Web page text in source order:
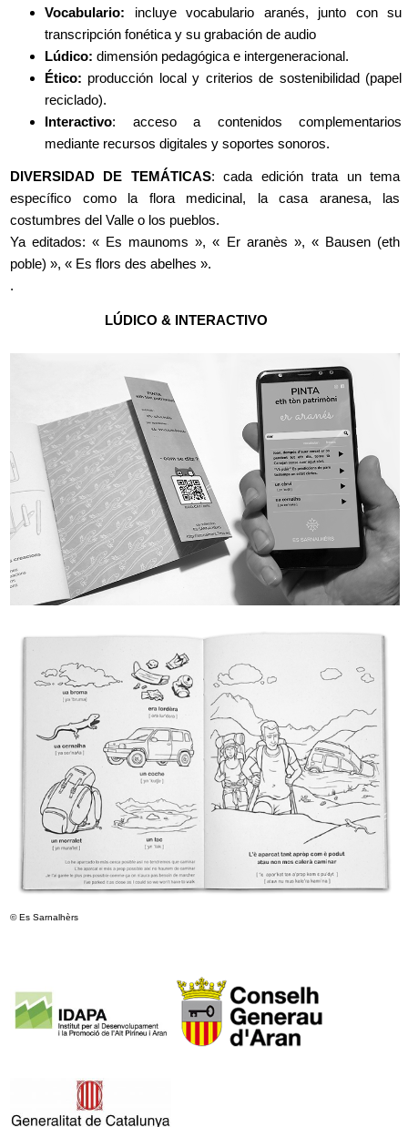
Vocabulario: incluye vocabulario aranés, junto con su
transcripción fonética y su grabación de audio
Lúdico: dimensión pedagógica e intergeneracional.
Ético: producción local y criterios de sostenibilidad (papel
reciclado).
Interactivo: acceso a contenidos complementarios
mediante recursos digitales y soportes sonoros.
DIVERSIDAD DE TEMÁTICAS: cada edición trata un tema
específico como la flora medicinal, la casa aranesa, las
costumbres del Valle o los pueblos.
Ya editados: « Es maunoms », « Er aranès », « Bausen (eth
poble) », « Es flors des abelhes ».
.
LÚDICO & INTERACTIVO
© Es Sarnalhèrs